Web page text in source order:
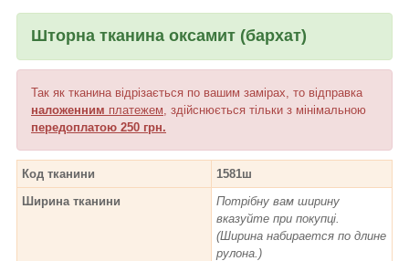
Шторна тканина оксамит (бархат)
Так як тканина відрізається по вашим замірах, то відправка
наложенним платежем , здійснюється тільки з мінімальною
передоплатою 250 грн.
Код тканини
1581ш
Ширина тканини
Потрібну вам ширину
вказуйте при покупці.
(Ширина набирается по длине
рулона.)